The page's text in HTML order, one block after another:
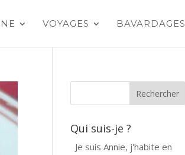
VOYAGES BAVARDAGES
Qui suis-je ?
Je suis Annie, j'habite en